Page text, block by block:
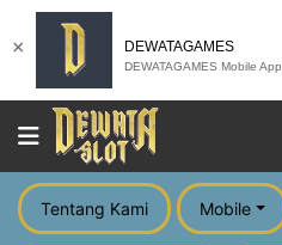
DEWATAGAMES
DEWATAGAMES Mobile App
×
Tentang Kami Mobile